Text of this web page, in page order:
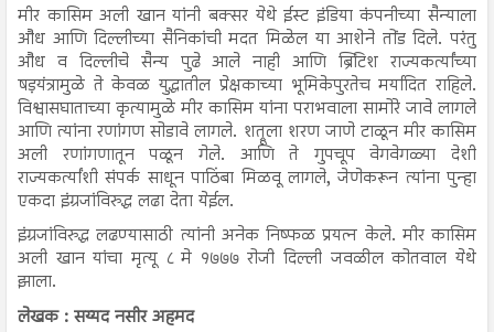
मीर कासिम अली खान यांनी बक्सर येथे ईस्ट इंडिया कंपनीच्या सैन्याला
औध आणि दिल्लीच्या सैनिकांची मदत मिळेल या आशेने तोंड दिले. परंतु
औध व दिल्लीचे सैन्य पुढे आले नाही आणि ब्रिटिश राज्यकर्त्यांच्या
षड़यंत्रामुळे ते केवळ युद्धातील प्रेक्षकाच्या भूमिकेपुरतेच मर्यादित राहिले.
विश्वासघाताच्या कृत्यामुळे मीर कासिम यांना पराभवाला सामोरे जावे लागले
आणि त्यांना रणांगण सोडावे लागले. शत्रूला शरण जाणे टाळून मीर कासिम
अली रणांगणातून पळून गेले. आणि ते गुपचूप वेगवेगळ्या देशी
राज्यकर्त्यांशी संपर्क साधून पाठिंबा मिळवू लागले, जेणेकरून त्यांना पुन्हा
एकदा इंग्रजांविरुद्ध लढा देता येईल.
इंग्रजांविरुद्ध लढण्यासाठी त्यांनी अनेक निष्फळ प्रयत्न केले. मीर कासिम
अली खान यांचा मृत्यू ८ मे १७७७ रोजी दिल्ली जवळील कोतवाल येथे
झाला.
लेखक : सय्यद नसीर अहमद